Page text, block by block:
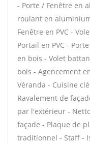
- Porte / Fenêtre en
roulant en
Fenêtre en PVC -
Portail en PVC -
en bois - Volet
bois - Agencement
Véranda - Cuisine
Ravalement de
par l'extérieur -
façade - Plaque de
traditionnel - Staff -